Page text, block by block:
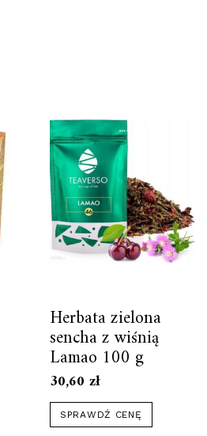
Herbata zielona
sencha z wiśnią
Lamao 100 g
30,60 zł
SPRAWDŹ CENĘ